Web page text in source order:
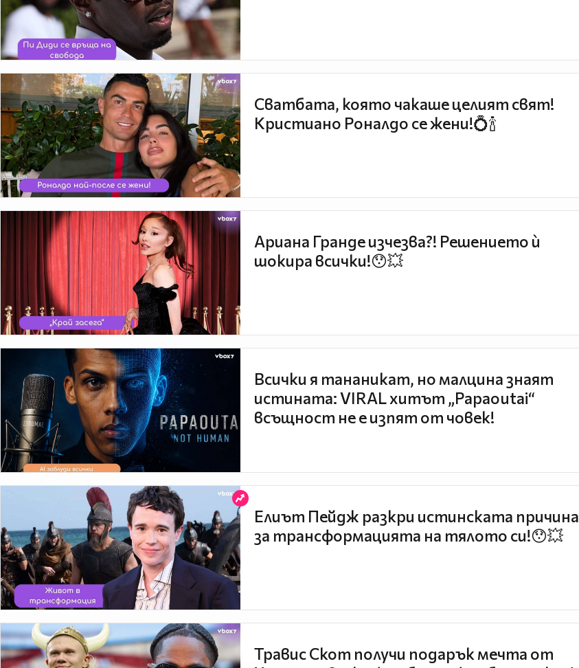
Сватбата, която чакаше целият свят!
Кристиано Роналдо се жени!💍🍾
Ариана Гранде изчезва?! Решението ѝ
шокира всички!😯💥
Всички я тананикат, но малцина знаят
истината: VIRAL хитът „Papaoutai“
всъщност не е изпят от човек!
Елиът Пейдж разкри истинската причина
за трансформацията на тялото си!😯💥
Травис Скот получи подарък мечта от